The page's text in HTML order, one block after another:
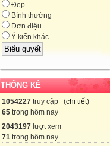
Đẹp
Bình thường
Đơn điệu
Ý kiến khác
THỐNG KÊ
1054227 truy cập (chi tiết)
65 trong hôm nay
2043197 lượt xem
71 trong hôm nay